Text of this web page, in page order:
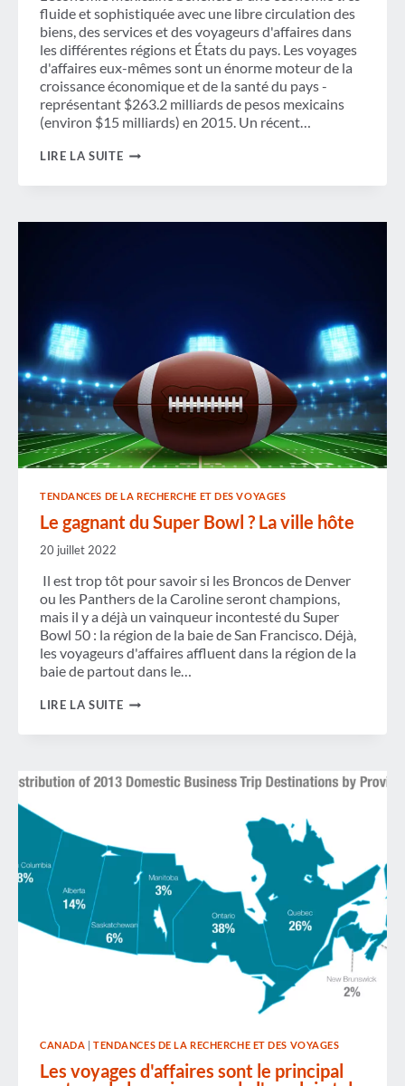
fluide et sophistiquée avec une libre circulation des
biens, des services et des voyageurs d'affaires dans
les différentes régions et États du pays. Les voyages
d'affaires eux-mêmes sont un énorme moteur de la
croissance économique et de la santé du pays -
représentant $263.2 milliards de pesos mexicains
(environ $15 milliards) en 2015. Un récent…
LIRE LA SUITEL'INDUSTRIE
:
CROISSANCE
DANS
TOUTES
LES
RÉGIONS
DU
PAYS
TENDANCES DE LA RECHERCHE ET DES VOYAGES
Le gagnant du Super Bowl ? La ville hôte
20 juillet 2022
Il est trop tôt pour savoir si les Broncos de Denver
ou les Panthers de la Caroline seront champions,
mais il y a déjà un vainqueur incontesté du Super
Bowl 50 : la région de la baie de San Francisco. Déjà,
les voyageurs d'affaires affluent dans la région de la
baie de partout dans le…
LIRE LA SUITELE
?
LA
CANADA |TENDANCES DE LA RECHERCHE ET DES VOYAGES
Les voyages d'affaires sont le principal